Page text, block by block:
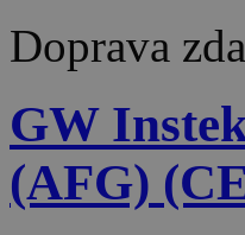
Doprava
GW
(AFG)